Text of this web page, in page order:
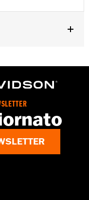
cromata
towww.h-